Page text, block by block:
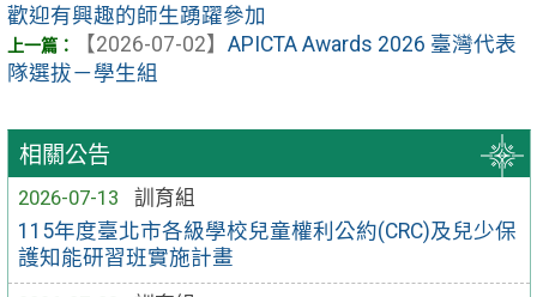
相關公告
2026-07-13
訓育組
115年度臺北市各級學校兒童權利公約(CRC)及兒少保
護知能研習班實施計畫
歡迎有興趣的師生踴躍參加
【2026-07-02】 APICTA Awards 2026 臺灣代表
隊選拔－學生組